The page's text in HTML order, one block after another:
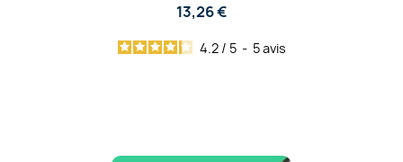
13,26 €
4.2 / 5 - 5avis